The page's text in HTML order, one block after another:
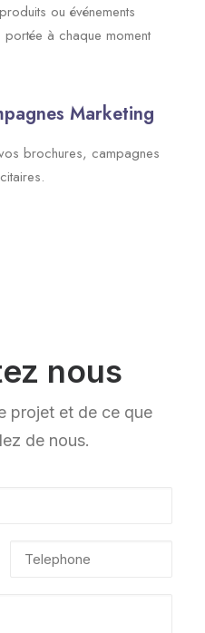
ou événements
à chaque moment
Marketing
brochures, campagnes
nous
projet et de ce que
de nous.